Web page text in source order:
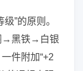
”的原则。
→黑铁→白银
件附加“+2